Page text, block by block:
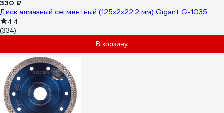
330 ₽
Диск алмазный сегментный (125x2x22.2 мм) Gigant G-1035
4.4
(334)
В корзину